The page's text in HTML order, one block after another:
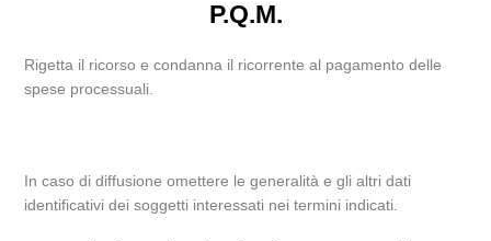
P.Q.M.
Rigetta il ricorso e condanna il ricorrente al pagamento delle
spese processuali.
In caso di diffusione omettere le generalità e gli altri dati
identificativi dei soggetti interessati nei termini indicati.